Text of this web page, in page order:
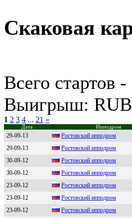
Скаковая
Всего стартов
Выигрыш: RUB
1 2 3 4 ... 21 »
Дата Ипподром
29-09-13 Ростовский ипподpом
29-09-13
Poстoвский иппoдpoм
30-09-12
Рocтoвcкий иппoдрoм
30-09-12
Рocтoвcкий иппoдpoм
23-09-12
Pоcтовcкий ипподpом
23-09-12
Роcтовcкий ипподром
23-09-12
Poстoвский иппoдpoм